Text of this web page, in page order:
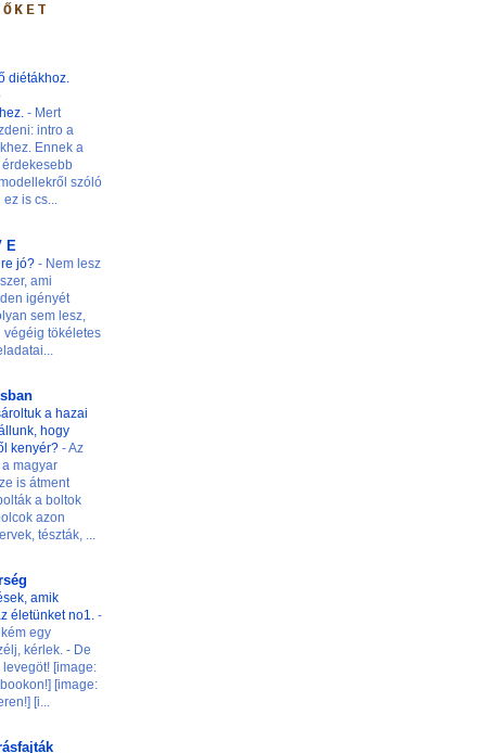
diétákhoz.
- Mert
intro a
Ennek a
szóló
is cs...
E
jó? - Nem lesz
ami
igényét
sem lesz,
végéig tökéletes
a hazai
hogy
kenyér? -Az
magyar
is átment
a boltok
azon
tészták, ...
amik
életünket no1. -
egy
kérlek. - De
[image:
[image:
[i...